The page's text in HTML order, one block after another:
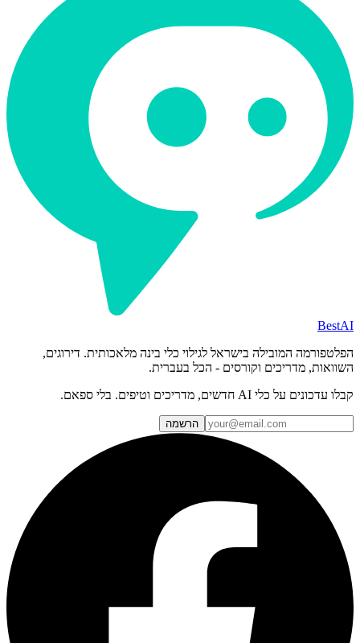
BestAI
הפלטפורמה המובילה בישראל לגילוי כלי בינה מלאכותית. דירוגים,
השוואות, מדריכים וקורסים - הכל בעברית.
קבלו עדכונים על כלי AI חדשים, מדריכים וטיפים. בלי ספאם.
הרשמה